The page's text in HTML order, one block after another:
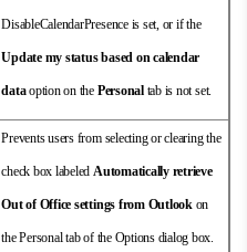
DisableCalendarPresence is set, or if the
Update my status based on calendar
dataoption on the Personaltab is not set.
Prevents users from selecting or clearing the
check box labeledAutomatically retrieve
Out of Office settings from Outlookon
the Personal tab of the Options dialog box.